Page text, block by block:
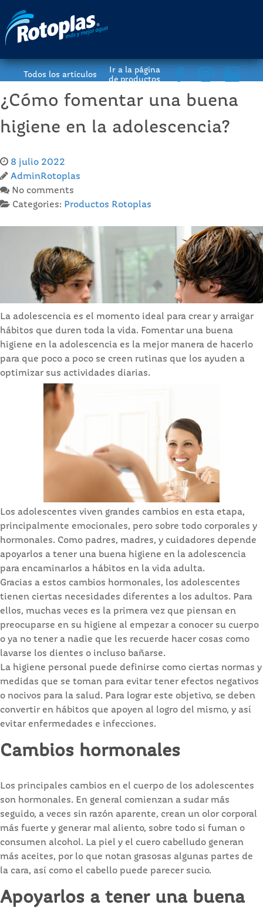
Todos los artículos
Ir a la página
de productos
¿Cómo fomentar una buena
higiene en la adolescencia?
8 julio 2022
AdminRotoplas
No comments
Categories: Productos Rotoplas
La adolescencia es el momento ideal para crear y arraigar
hábitos que duren toda la vida. Fomentar una buena
higiene en la adolescencia es la mejor manera de hacerlo
para que poco a poco se creen rutinas que los ayuden a
optimizar sus actividades diarias.
Los adolescentes viven grandes cambios en esta etapa,
principalmente emocionales, pero sobre todo corporales y
hormonales. Como padres, madres, y cuidadores depende
apoyarlos a tener una buena higiene en la adolescencia
para encaminarlos a hábitos en la vida adulta.
Gracias a estos cambios hormonales, los adolescentes
tienen ciertas necesidades diferentes a los adultos. Para
ellos, muchas veces es la primera vez que piensan en
preocuparse en su higiene al empezar a conocer su cuerpo
o ya no tener a nadie que les recuerde hacer cosas como
lavarse los dientes o incluso bañarse.
La higiene personal puede definirse como ciertas normas y
medidas que se toman para evitar tener efectos negativos
o nocivos para la salud. Para lograr este objetivo, se deben
convertir en hábitos que apoyen al logro del mismo, y así
evitar enfermedades e infecciones.
Cambios hormonales
Los principales cambios en el cuerpo de los adolescentes
son hormonales. En general comienzan a sudar más
seguido, a veces sin razón aparente, crean un olor corporal
más fuerte y generar mal aliento, sobre todo si fuman o
consumen alcohol. La piel y el cuero cabelludo generan
más aceites, por lo que notan grasosas algunas partes de
la cara, así como el cabello puede parecer sucio.
Apoyarlos a tener una buena